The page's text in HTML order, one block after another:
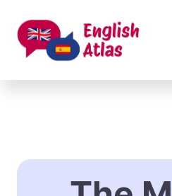
contenido